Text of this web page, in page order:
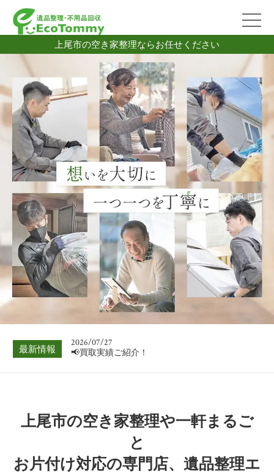
上尾市の空き家整理ならお任せください
最新情報
2026/07/06
📢買取実績ご紹介！
2026/08/03
📢買取実績ご紹介！
2026/07/27
📢買取実績ご紹介！
2026/07/13
📢買取実績ご紹介！
2026/07/06
📢買取実績ご紹介！
上尾市の空き家整理や一軒まるご
と
お片付け対応の専門店、遺品整理エ